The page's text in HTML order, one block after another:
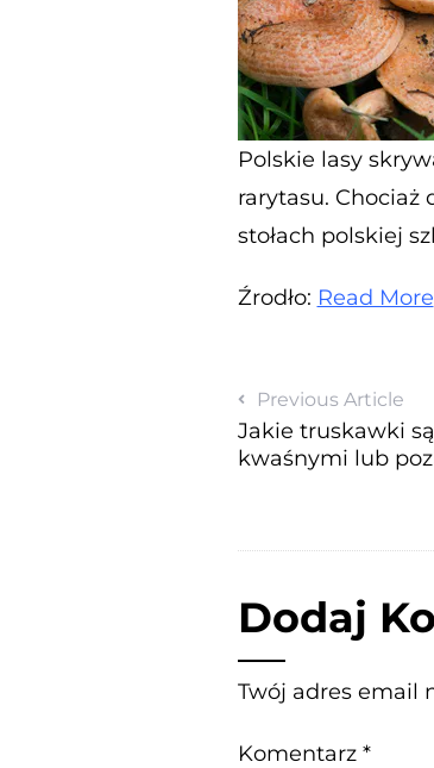
Polskie lasy
rarytasu. Chociaż
stołach polskiej
Źrodło: Read More
Previous Article
Jakie truskawki
kwaśnymi lub
Dodaj
Twój adres email
Komentarz *